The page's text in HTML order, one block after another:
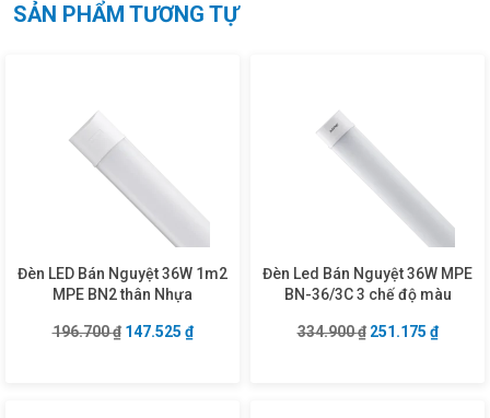
SẢN PHẨM TƯƠNG TỰ
Đèn LED Bán Nguyệt 36W 1m2
MPE BN2 thân Nhựa
196.700₫ Giá gốc là: 196.700 ₫.
147.525 ₫Giá hiện tại là: 147.525 ₫.
Đèn Led Bán Nguyệt 36W MPE
BN-36/3C 3 chế độ màu
334.900₫ Giá gốc là:
251.175 ₫Giá